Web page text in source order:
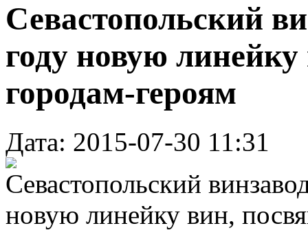
Севастопольский
году новую
городам-героям
Дата: 2015-07-30 11:31
Севастопольский
новую линейку вин,